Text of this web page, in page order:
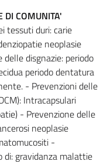
DI COMUNITA'
tessuti duri: carie
neoplasie
disgnazie: periodo
periodo dentatura
- Prevenzioni delle
Intracapsulari
- Prevenzione delle
neoplasie
-
di: gravidanza malattie